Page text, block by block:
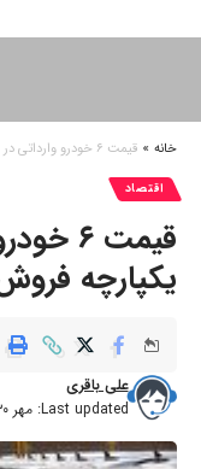
خانه » قیمت ۶ خودرو وارداتی در سامانه یکپارچه فروش اعلام شد
اقتصاد
قیمت
یکپارچه
Last updated: مهر ۳۰, ۱۴۰۲ ۹:۴۲ ب٫ظ
علی باقری